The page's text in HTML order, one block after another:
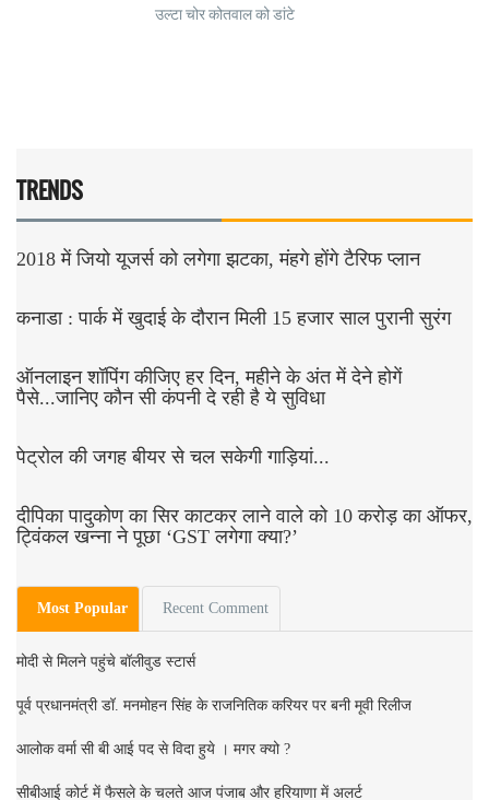
उल्टा चोर कोतवाल को डांटे
TRENDS
2018 में जियो यूजर्स को लगेगा झटका, मंहगे होंगे टैरिफ प्लान
कनाडा : पार्क में खुदाई के दौरान मिली 15 हजार साल पुरानी सुरंग
ऑनलाइन शॉपिंग कीजिए हर दिन, महीने के अंत में देने होगें
पैसे...जानिए कौन सी कंपनी दे रही है ये सुविधा
पेट्रोल की जगह बीयर से चल सकेगी गाड़ियां...
दीपिका पादुकोण का सिर काटकर लाने वाले को 10 करोड़ का ऑफर,
ट्विंकल खन्ना ने पूछा ‘GST लगेगा क्या?’
Most Popular Recent Comment
मोदी से मिलने पहुंचे बॉलीवुड स्टार्स
पूर्व प्रधानमंत्री डॉ. मनमोहन सिंह के राजनितिक करियर पर बनी मूवी रिलीज
आलोक वर्मा सी बी आई पद से विदा हुये । मगर क्यो ?
सीबीआई कोर्ट में फैसले के चलते आज पंजाब और हरियाणा में अलर्ट